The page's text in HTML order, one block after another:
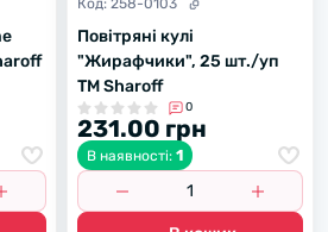
Код: 258-0103
Повітряні кулі
"Жирафчики", 25 шт./уп
ТМ Sharoff
0
231.00 грн
В наявності: 1